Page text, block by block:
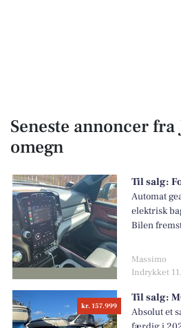
Seneste annoncer
omegn
Til salg:
Automat
elektrisk
Bilen fremstår som
Massimo
Indrykket
kr. 157.999
Til salg:
Absolut et